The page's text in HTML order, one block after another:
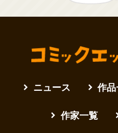
ニュース 作
作家一覧